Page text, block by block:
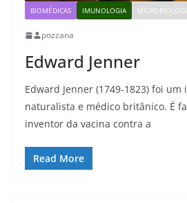
BIOMÉDICAS IMUNOLOGIA
pozzana
Edward Jenner
Edward Jenner (1749-1823) foi
naturalista e médico britânico. É
inventor da vacina contra a
Read More